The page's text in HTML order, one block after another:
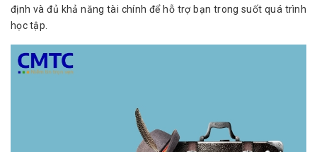
định và đủ khả năng tài chính để hỗ trợ bạn trong suốt quá trình
học tập.